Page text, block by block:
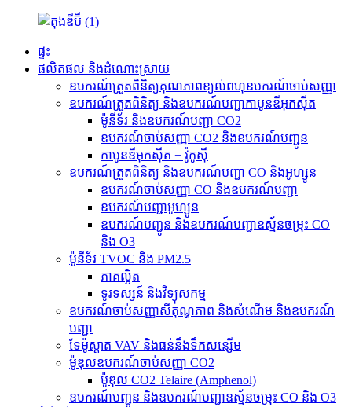
ផ្ទះ
ផលិតផល និងដំណោះស្រាយ
ឧបករណ៍ត្រួតពិនិត្យគុណភាពខ្យល់ពហុឧបករណ៍ចាប់សញ្ញា
ឧបករណ៍ត្រួតពិនិត្យ និងឧបករណ៍បញ្ជាកាបូនឌីអុកស៊ីត
ម៉ូនីទ័រ និងឧបករណ៍បញ្ជា CO2
ឧបករណ៍ចាប់សញ្ញា CO2 និងឧបករណ៍បញ្ជូន
កាបូនឌីអុកស៊ីត + វ៉ូកូស៊ី
ឧបករណ៍ត្រួតពិនិត្យ និងឧបករណ៍បញ្ជា CO និងអូហ្សូន
ឧបករណ៍ចាប់សញ្ញា CO និងឧបករណ៍បញ្ជា
ឧបករណ៍បញ្ជាអូហ្សូន
ឧបករណ៍បញ្ជូន និងឧបករណ៍បញ្ជាឧស្ម័នចម្រុះ CO
និង O3
ម៉ូនីទ័រ TVOC និង PM2.5
ភាគល្អិត
ទូរទស្សន៍ និង​វិទ្យុ​សកម្ម
ឧបករណ៍ចាប់សញ្ញាសីតុណ្ហភាព និងសំណើម និងឧបករណ៍
បញ្ជា
ទែម៉ូស្ដាត VAV និងធន់នឹងទឹកសន្សើម
ម៉ូឌុលឧបករណ៍ចាប់សញ្ញា CO2
ម៉ូឌុល CO2 Telaire (Amphenol)
ឧបករណ៍បញ្ជូន និងឧបករណ៍បញ្ជាឧស្ម័នចម្រុះ CO និង O3